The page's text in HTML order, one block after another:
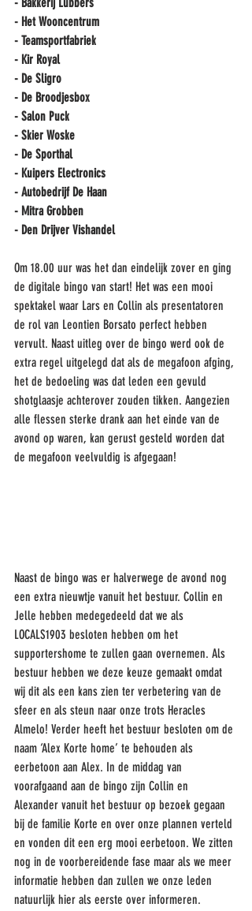
- Het Wooncentrum
- Teamsportfabriek
- Kir Royal
- De Sligro
- De Broodjesbox
- Salon Puck
- Skier Woske
- De Sporthal
- Kuipers Electronics
- Autobedrijf De Haan
- Mitra Grobben
- Den Drijver Vishandel
Om 18.00 uur was het dan eindelijk zover en ging
de digitale bingo van start! Het was een mooi
spektakel waar Lars en Collin als presentatoren
de rol van Leontien Borsato perfect hebben
vervult. Naast uitleg over de bingo werd ook de
extra regel uitgelegd dat als de megafoon afging,
het de bedoeling was dat leden een gevuld
shotglaasje achterover zouden tikken. Aangezien
alle flessen sterke drank aan het einde van de
avond op waren, kan gerust gesteld worden dat
de megafoon veelvuldig is afgegaan!
Naast de bingo was er halverwege de avond nog
een extra nieuwtje vanuit het bestuur. Collin en
Jelle hebben medegedeeld dat we als
LOCALS1903 besloten hebben om het
supportershome te zullen gaan overnemen. Als
bestuur hebben we deze keuze gemaakt omdat
wij dit als een kans zien ter verbetering van de
sfeer en als steun naar onze trots Heracles
Almelo! Verder heeft het bestuur besloten om de
naam ‘Alex Korte home’ te behouden als
eerbetoon aan Alex. In de middag van
voorafgaand aan de bingo zijn Collin en
Alexander vanuit het bestuur op bezoek gegaan
bij de familie Korte en over onze plannen verteld
en vonden dit een erg mooi eerbetoon. We zitten
nog in de voorbereidende fase maar als we meer
informatie hebben dan zullen we onze leden
natuurlijk hier als eerste over informeren.